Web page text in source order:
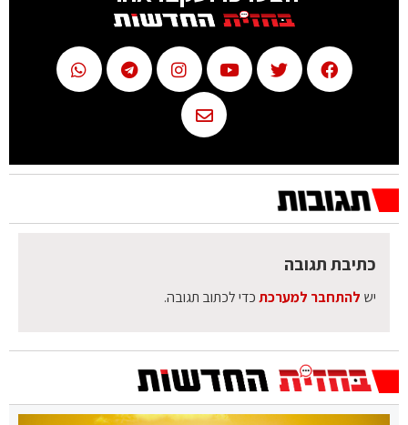
כתיבת תגובה
יש להתחבר למערכתכדי לכתוב תגובה.